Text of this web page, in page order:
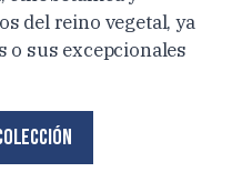
del reino vegetal, ya
o sus excepcionales